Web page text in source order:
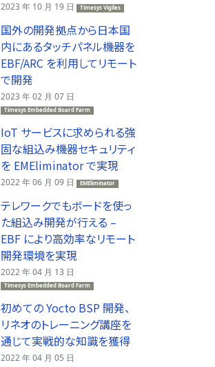
2023 年 10 月 19 日 Timesys Vigiles
国外の開発拠点から日本国
内にあるタッチパネル機器を
EBF/ARC を利用してリモート
で開発
2023 年 02 月 07 日
Timesys Embedded Board Farm
IoT サービスに求められる強
固な組込み機器セキュリティ
を EMEliminator で実現
2022 年 06 月 09 日 EMEliminator
テレワークでもボードを使っ
た組込み開発が行える –
EBF により高効率なリモート
開発環境を実現
2022 年 04 月 13 日
Timesys Embedded Board Farm
初めての Yocto BSP 開発、
リネオのトレーニング講座を
通じて実戦的な知識を獲得
2022 年 04 月 05 日